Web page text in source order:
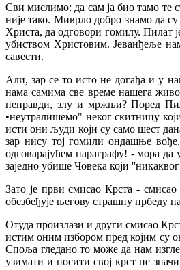
Сви мислимо: да сам ја био тамо те
није тако. Миврло добро знамо да
Христа, да одговори гомилу. Пилат
убиством Христовим. Јеванђеље
савести.
Али, зар се то исто не догађа и у
нама самима све време нашега
неправди, злу и мржњи? Поред
•неутралишемо" неког скитницу
исти они људи који су само шест
зар нису тој гомили ондашње
одговарајућем параграфу! - мора
заједно убише Човека који
Зато је први смисао Крста -
обезбеђује његову страшну прбеду
Отуда произлази и други смисао
истим оним избором пред којим су
Споља гледано то може да нам
узимати и носити свој крст не